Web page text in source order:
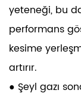
yeteneği, bu
performans
kesime
artırır.
● Şeyl gazı